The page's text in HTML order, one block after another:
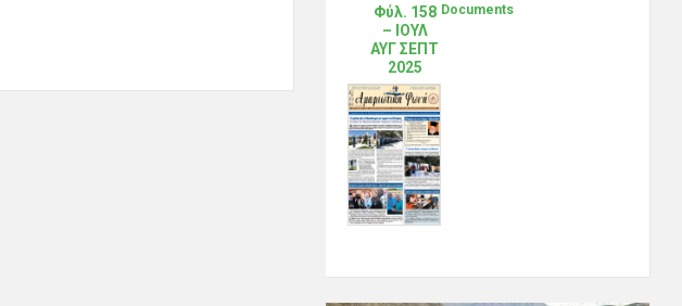
Φύλ. 158
– ΙΟΥΛ
ΑΥΓ ΣΕΠΤ
2025
Documents